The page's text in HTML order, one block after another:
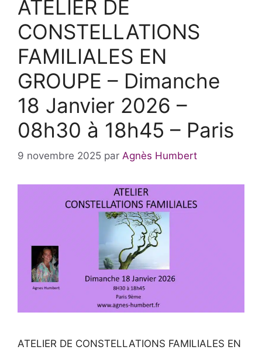
ATELIER DE
CONSTELLATIONS
FAMILIALES EN
GROUPE – Dimanche
18 Janvier 2026 –
08h30 à 18h45 – Paris
9 novembre 2025 par Agnès Humbert
ATELIER DE CONSTELLATIONS FAMILIALES EN